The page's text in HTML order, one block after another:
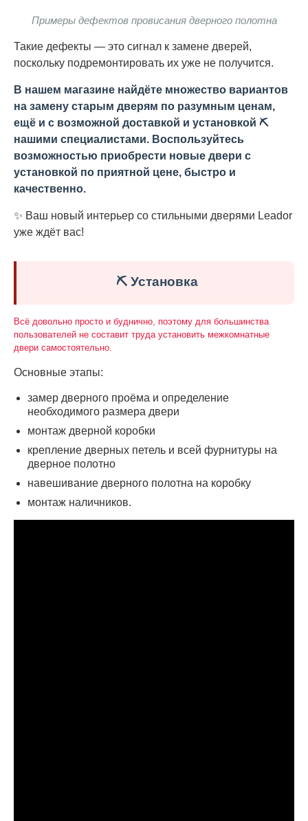
Примеры дефектов провисания дверного полотна
Такие дефекты — это сигнал к замене дверей,
поскольку подремонтировать их уже не получится.
В нашем магазине найдёте множество вариантов
на замену старым дверям по разумным ценам,
ещё и с возможной доставкой и установкой ⛏️
нашими специалистами. Воспользуйтесь
возможностью приобрести новые двери с
установкой по приятной цене, быстро и
качественно.
✨ Ваш новый интерьер со стильными дверями Leador
уже ждёт вас!
⛏️ Установка
Всё довольно просто и буднично, поэтому для большинства
пользователей не составит труда установить межкомнатные
двери самостоятельно.
Основные этапы:
замер дверного проёма и определение
необходимого размера двери
монтаж дверной коробки
крепление дверных петель и всей фурнитуры на
дверное полотно
навешивание дверного полотна на коробку
монтаж наличников.